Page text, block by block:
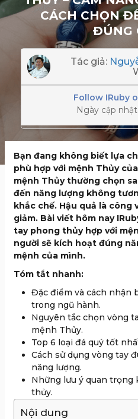
CÁCH CHỌN
ĐÚNG
Tác giả:
Follow IRuby
Ngày cập
Bạn đang không biết lựa
phù hợp với mệnh Thủy
mệnh Thủy thường chọn
đến năng lượng không
khắc chế. Hậu quả là công
giảm. Bài viết hôm nay
tay phong thủy hợp với
người sẽ kích hoạt đúng
mệnh của mình.
Tóm tắt nhanh:
Đặc điểm và cách nhận
trong ngũ hành.
Nguyên tắc chọn vòng
mệnh Thủy.
Top 6 loại đá quý tốt
Cách sử dụng vòng tay
năng lượng.
Những lưu ý quan trọng
thủy.
Nội dung